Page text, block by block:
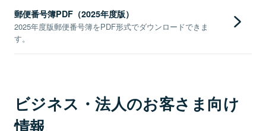
郵便番号簿PDF（2025年度版）
2025年度版郵便番号簿をPDF形式でダウンロードできま
す。
ビジネス・法人のお客さま向け
情報